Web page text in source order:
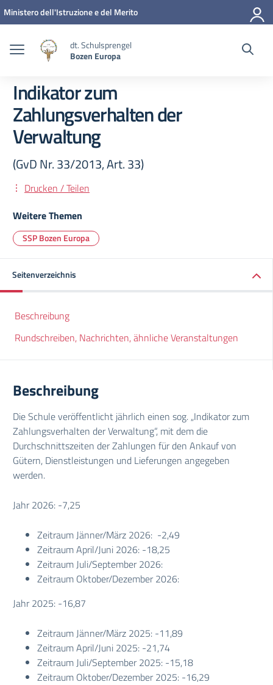
Zum Inhalt springen
Zum Navigationsmenü springen
Zur Fußzeile springen
Ministero dell'Istruzione e del Merito
dt. Schulsprengel
Bozen Europa
Indikator zum
Zahlungsverhalten der
Verwaltung
(GvD Nr. 33/2013, Art. 33)
Drucken / Teilen
Weitere Themen
SSP Bozen Europa
Seitenverzeichnis
Beschreibung
Rundschreiben, Nachrichten, ähnliche Veranstaltungen
Beschreibung
Die Schule veröffentlicht jährlich einen sog. „Indikator zum
Zahlungsverhalten der Verwaltung“, mit dem die
Durchschnittszeiten der Zahlungen für den Ankauf von
Gütern, Dienstleistungen und Lieferungen angegeben
werden.
Jahr 2026: -7,25
Zeitraum Jänner/März 2026: -2,49
Zeitraum April/Juni 2026: -18,25
Zeitraum Juli/September 2026:
Zeitraum Oktober/Dezember 2026:
Jahr 2025: -16,87
Zeitraum Jänner/März 2025: -11,89
Zeitraum April/Juni 2025: -21,74
Zeitraum Juli/September 2025: -15,18
Zeitraum Oktober/Dezember 2025: -16,29